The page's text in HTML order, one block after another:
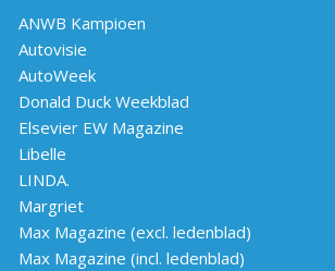
ANWB Kampioen
Autovisie
AutoWeek
Donald Duck Weekblad
Elsevier EW Magazine
Libelle
LINDA.
Margriet
Max Magazine (excl. ledenblad)
Max Magazine (incl. ledenblad)